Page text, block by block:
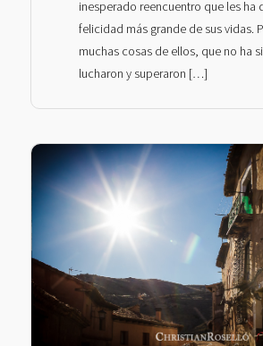
inesperado reencuentro que les ha
felicidad más grande de sus vidas.
muchas cosas de ellos, que no ha
lucharon y superaron […]